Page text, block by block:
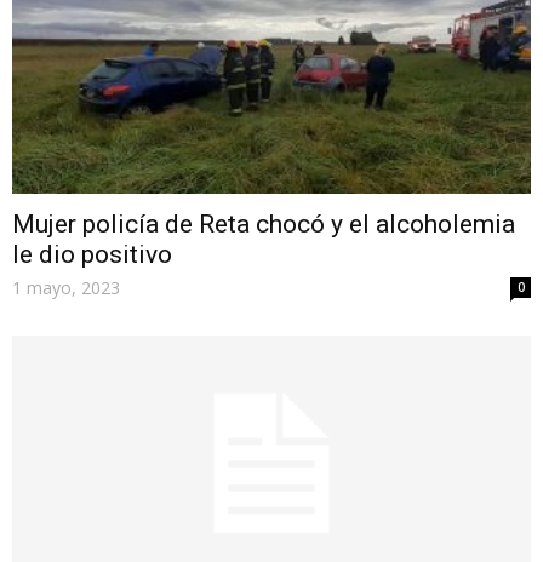
Mujer policía de Reta chocó y el alcoholemia
le dio positivo
1 mayo, 2023 0